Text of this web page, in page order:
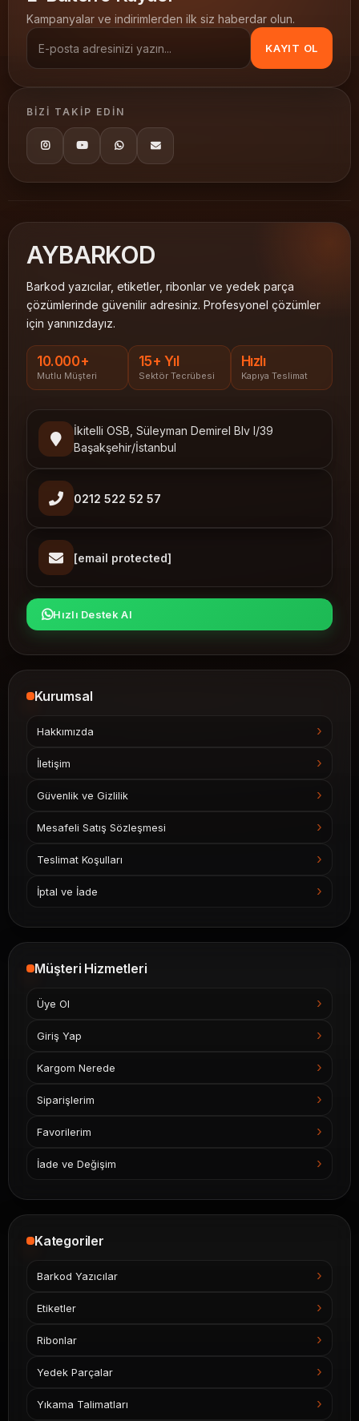
Kampanyalar ve indirimlerden ilk siz haberdar olun.
KAYIT OL
BIZI TAKIP EDIN
AYBARKOD
Barkod yazıcılar, etiketler, ribonlar ve yedek parça
çözümlerinde güvenilir adresiniz. Profesyonel çözümler
için yanınızdayız.
10.000+
Mutlu Müşteri
15+ Yıl
Sektör Tecrübesi
Hızlı
Kapıya Teslimat
İkitelli OSB, Süleyman Demirel Blv I/39
Başakşehir/İstanbul
0212 522 52 57
[email protected]
Hızlı Destek Al
Kurumsal
Hakkımızda
İletişim
Güvenlik ve Gizlilik
Mesafeli Satış Sözleşmesi
Teslimat Koşulları
İptal ve İade
Müşteri Hizmetleri
Üye Ol
Giriş Yap
Kargom Nerede
Siparişlerim
Favorilerim
İade ve Değişim
Kategoriler
Barkod Yazıcılar
Etiketler
Ribonlar
Yedek Parçalar
Yıkama Talimatları